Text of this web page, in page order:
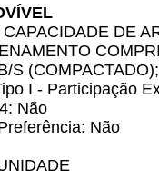
DE
S
I - Participação
Não
Não